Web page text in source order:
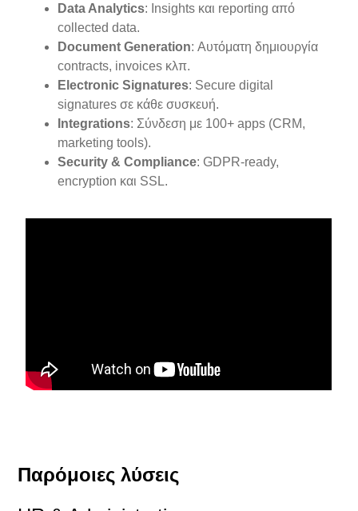
Data Analytics: Insights και reporting από
collected data.
Document Generation: Αυτόματη δημιουργία
contracts, invoices κλπ.
Electronic Signatures: Secure digital
signatures σε κάθε συσκευή.
Integrations: Σύνδεση με 100+ apps (CRM,
marketing tools).
Security & Compliance: GDPR-ready,
encryption και SSL.
Παρόμοιες λύσεις